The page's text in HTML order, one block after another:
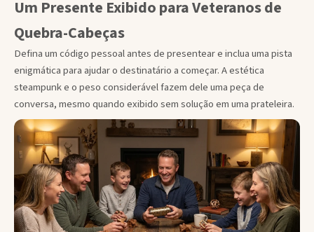
Um Presente Exibido para Veteranos de
Quebra-Cabeças
Defina um código pessoal antes de presentear e inclua uma pista
enigmática para ajudar o destinatário a começar. A estética
steampunk e o peso considerável fazem dele uma peça de
conversa, mesmo quando exibido sem solução em uma prateleira.